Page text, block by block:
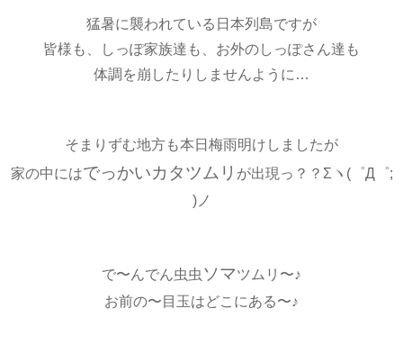
猛暑に襲われている日本列島ですが
皆様も、しっぽ家族達も、お外のしっぽさん達も
体調を崩したりしませんように…
そまりずむ地方も本日梅雨明けしましたが
家の中にはでっかいカタツムリ が出現っ？？Σヽ(゜Д゜;
)ノ
で〜んでん虫虫 ソマツムリ〜♪
お前の〜目玉はどこにある〜♪